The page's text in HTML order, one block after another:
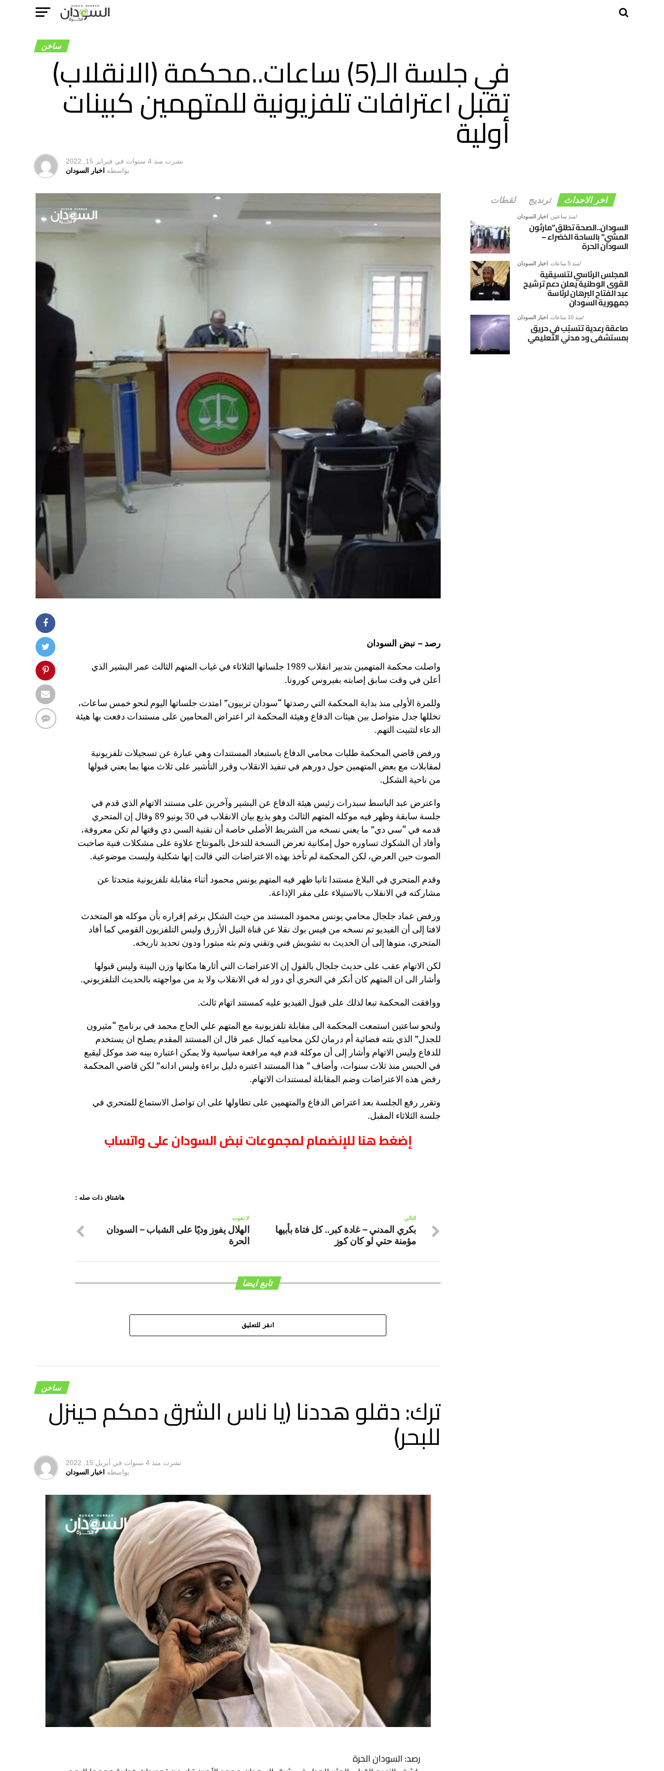
ساخن
في جلسة الـ(5) ساعات..محكمة (الانقلاب)
تقبل اعترافات تلفزيونية للمتهمين كبينات
أولية
نشرت منذ 4 سنوات في فبراير 15, 2022
بواسطه اخبار السودان
رصد – نبض السودان
واصلت محكمة المتهمين بتدبير انقلاب 1989 جلساتها الثلاثاء في غياب المتهم الثالث عمر البشير الذي
أعلن في وقت سابق إصابته بفيروس كورونا.
وللمرة الأولى منذ بداية المحكمة التي رصدتها “سودان تربيون” امتدت جلساتها اليوم لنحو خمس ساعات،
تخللها جدل متواصل بين هيئات الدفاع وهيئة المحكمة اثر اعتراض المحامين على مستندات دفعت بها هيئة
الدعاء لتثبيت التهم.
ورفض قاضي المحكمة طلبات محامي الدفاع باستبعاد المستندات وهي عبارة عن تسجيلات تلفزيونية
لمقابلات مع بعض المتهمين حول دورهم في تنفيذ الانقلاب وقرر التأشير على ثلاث منها بما يعني قبولها
من ناحية الشكل.
واعترض عبد الباسط سبدرات رئيس هيئة الدفاع عن البشير وآخرين على مستند الاتهام الذي قدم في
جلسة سابقة وظهر فيه موكله المتهم الثالث وهو يذيع بيان الانقلاب في 30 يونيو 89 وقال إن المتحري
قدمه في “سي دي” ما يعني نسخه من الشريط الأصلي خاصة أن تقنية السي دي وقتها لم تكن معروفة،
وأفاد أن الشكوك تساوره حول إمكانية تعرض النسخة للتدخل بالمونتاج علاوة على مشكلات فنية صاحبت
الصوت حين العرض، لكن المحكمة لم تأخذ بهذه الاعتراضات التي قالت إنها شكلية وليست موضوعية.
وقدم المتحري في البلاغ مستندا ثانيا ظهر فيه المتهم يونس محمود أثناء مقابلة تلفزيونية متحدثا عن
مشاركته في الانقلاب بالاستيلاء على مقر الإذاعة.
ورفض عماد جلجال محامي يونس محمود المستند من حيث الشكل برغم إقراره بأن موكله هو المتحدث
لافتا إلى أن الفيديو تم نسخه من فيس بوك نقلا عن قناة النيل الأزرق وليس التلفزيون القومي كما أفاد
المتحري، منوها إلى أن الحديث به تشويش فني وتقني وتم بثه مبتورا ودون تحديد تاريخه.
لكن الاتهام عقب على حديث جلجال بالقول إن الاعتراضات التي أثارها مكانها وزن البينة وليس قبولها
وأشار الى ان المتهم كان أنكر في التحري أي دور له في الانقلاب ولا بد من مواجهته بالحديث التلفزيوني.
ووافقت المحكمة تبعا لذلك على قبول الفيديو عليه كمستند اتهام ثالث.
ولنحو ساعتين استمعت المحكمة الى مقابلة تلفزيونية مع المتهم علي الحاج محمد في برنامج “مثيرون
للجدل” الذي بثته فضائية أم درمان لكن محاميه كمال عمر قال ان المستند المقدم يصلح ان يستخدم
للدفاع وليس الاتهام وأشار إلى أن موكله قدم فيه مرافعة سياسية ولا يمكن اعتباره بينه ضد موكل ليقبع
في الحبس منذ ثلاث سنوات، وأضاف ” هذا المستند اعتبره دليل براءة وليس ادانه” لكن قاضي المحكمة
رفض هذه الاعتراضات وضم المقابلة لمستندات الاتهام.
وتقرر رفع الجلسة بعد اعتراض الدفاع والمتهمين على تطاولها على ان تواصل الاستماع للمتحري في
جلسة الثلاثاء المقبل.
إضغط هنا للإنضمام لمجموعات نبض السودان على واتساب
هاشتاق ذات صله :
التالي
بكري المدني – غادة كبر.. كل فتاة بأبيها
مؤمنة حتي لو كان كوز
لا تفوت
الهلال يفوز وديًا على الشباب – السودان
الحرة
تابع ايضا
انقر للتعليق
ساخن
ترك: دقلو هددنا (يا ناس الشرق دمكم حينزل
للبحر)
نشرت منذ 4 سنوات في أبريل 15, 2022
بواسطه اخبار السودان
رصد: السودان الحرة
اخر الاحداث ترنديج لقطات
اخبار السودان منذ ساعتين
السودان..الصحة تطلق”مارثون
المشي” بالساحة الخضراء –
السودان الحرة
اخبار السودان منذ 5 ساعات
المجلس الرئاسي لتنسيقية
القوى الوطنية يعلن دعم ترشيح
عبد الفتاح البرهان لرئاسة
جمهورية السودان
اخبار السودان منذ 10 ساعات
صاعقة رعدية تتسبّب في حريق
بمستشفى ود مدني التعليمي